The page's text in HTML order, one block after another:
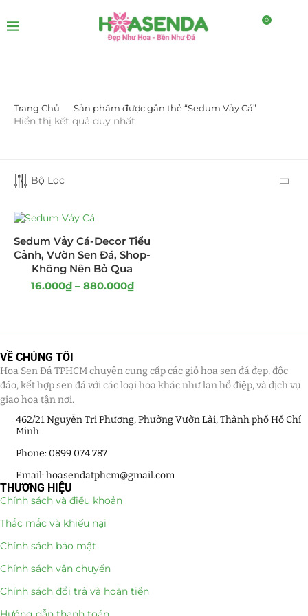
0
LỌC BỞI GIÁ
LỌC
DANH MỤC SẢN PHẨM
Cây Sen Đá Giá Sỉ
Chậu Sen Đá Mini (8)
Hồ Điệp và Hoa Sen đá (289)
Lan Hồ Điệp Truyền Thống
Lũa Hồ Điệp Sen Đá
Hoa Ngày Lễ 8/3
Hoa Tặng 14/2
Hoa Tặng 20/10
Trang Chủ Sản phẩm được gắn thẻ “Sedum Vảy Cá”
Hiển thị kết quả duy nhất
Bộ Lọc
Sedum Vảy Cá-Decor Tiểu
Cảnh, Vườn Sen Đá, Shop-
Không Nên Bỏ Qua
16.000₫ – 880.000₫
VỀ CHÚNG TÔI
Hoa Sen Đá TPHCM chuyên cung cấp các giỏ hoa sen đá đẹp, độc
đáo, kết hợp sen đá với các loại hoa khác như lan hồ điệp, và dịch vụ
giao hoa tận nơi.
462/21 Nguyễn Tri Phương, Phường Vườn Lài, Thành phố Hồ Chí
Minh
Phone: 0899 074 787
Email: hoasendatphcm@gmail.com
THƯƠNG HIỆU
Chính sách và điều khoản
Thắc mắc và khiếu nại
Chính sách bảo mật
Chính sách vận chuyển
Chính sách đổi trả và hoàn tiền